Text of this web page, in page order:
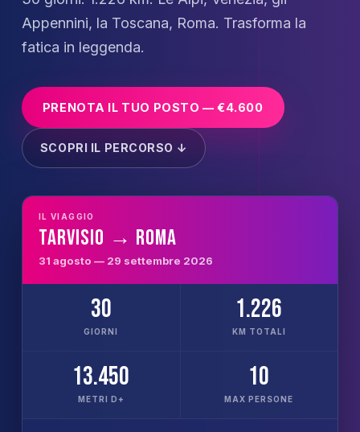
Appennini, la Toscana, Roma. Trasforma la
fatica in leggenda.
PRENOTA IL TUO POSTO — €4.600
SCOPRI IL PERCORSO ↓
IL VIAGGIO
Tarvisio → Roma
31 agosto — 29 settembre 2026
30
GIORNI
1.226
KM TOTALI
13.450
METRI D+
10
MAX PERSONE